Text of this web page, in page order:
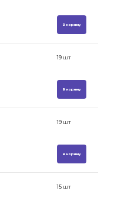
В корзину
19шт
В корзину
19шт
В корзину
15шт